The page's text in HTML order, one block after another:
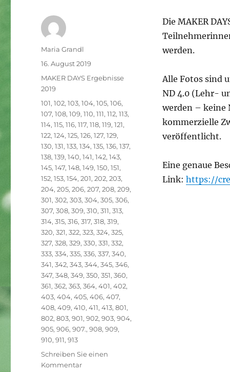
Die MAKER
werden.
Alle Fotos sind
ND 4.0 (Lehr-
werden – keine
kommerzielle
veröffentlicht.
Eine genaue
Link: https://
Autor
Maria Grandl
Veröffentlicht
16. August 2019
Kategorien
MAKER DAYS Ergebnisse
2019
Schlagwörter
101,102,103,104,105,106,
107,108,109,110,111,112,113,
114,115,116,117,118,119,121,
122,124,125,126,127,129,
130,131,133,134,135,136,137,
138,139,140,141,142,143,
145,147,148,149,150,151,
152,153,154,201,202,203,
204,205,206,207,208,209,
301,302,303,304,305,306,
307,308,309,310,311,313,
314,315,316,317,318,319,
320,321,322,323,324,325,
327,328,329,330,331,332,
333,334,335,336,337,340,
341,342,343,344,345,346,
347,348,349,350,351,360,
361,362,363,364,401,402,
403,404,405,406,407,
408,409,410,411,413,801,
802,803,901,902,903,904,
905,906,907.,908,909,
910,911,913
Schreiben Sie einen
Kommentarzu